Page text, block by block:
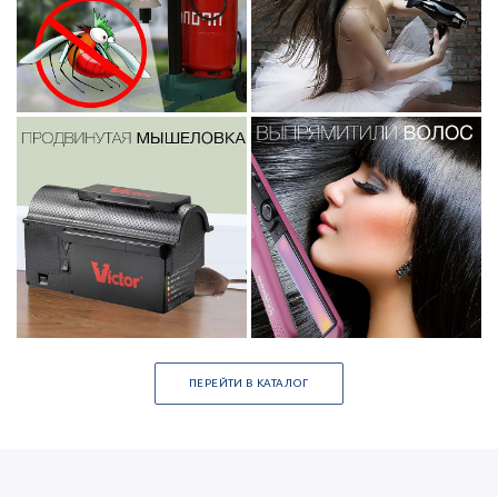
ПЕРЕЙТИ В КАТАЛОГ